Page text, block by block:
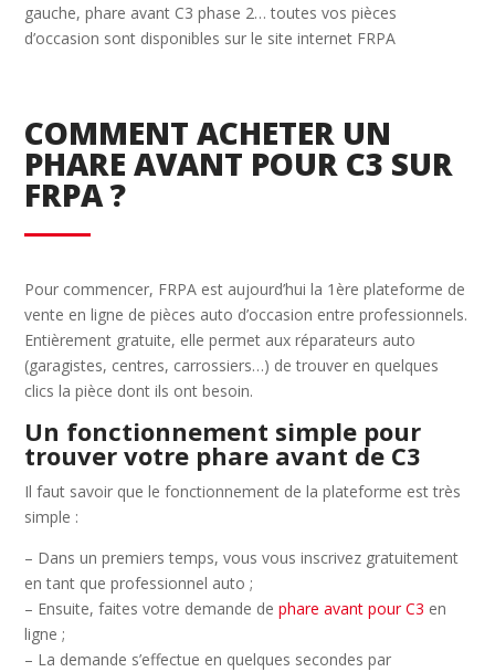
gauche, phare avant C3 phase 2… toutes vos pièces
d’occasion sont disponibles sur le site internet FRPA
COMMENT ACHETER UN
PHARE AVANT POUR C3 SUR
FRPA ?
Pour commencer, FRPA est aujourd’hui la 1ère plateforme de
vente en ligne de pièces auto d’occasion entre professionnels.
Entièrement gratuite, elle permet aux réparateurs auto
(garagistes, centres, carrossiers…) de trouver en quelques
clics la pièce dont ils ont besoin.
Un fonctionnement simple pour
trouver votre phare avant de C3
Il faut savoir que le fonctionnement de la plateforme est très
simple :
– Dans un premiers temps, vous vous inscrivez gratuitement
en tant que professionnel auto ;
– Ensuite, faites votre demande dephare avant pour C3 en
ligne ;
– La demande s’effectue en quelques secondes par